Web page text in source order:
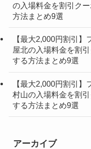
の入場料金を割引ク
方法まとめ9選
【最大2,000円割引
屋北の入場料金を割
する方法まとめ9選
【最大2,000円割引
村山の入場料金を割
する方法まとめ9選
アーカイブ